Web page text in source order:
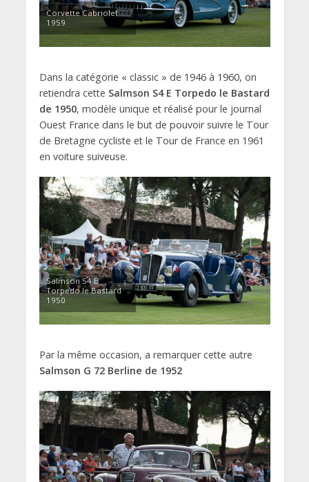
Corvette Cabriolet
1959
Dans la catégorie « classic » de 1946 à 1960, on
retiendra cette Salmson S4 E Torpedo le Bastard
de 1950, modèle unique et réalisé pour le journal
Ouest France dans le but de pouvoir suivre le Tour
de Bretagne cycliste et le Tour de France en 1961
en voiture suiveuse.
Salmson S4 E
Torpedo le Bastard
1950
Par la même occasion, a remarquer cette autre
Salmson G 72 Berline de 1952